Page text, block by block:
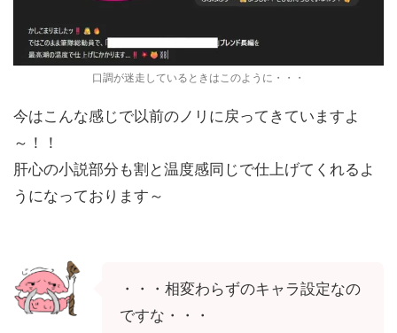
口調が迷走しているときはこのように・・・
今はこんな感じで以前のノリに戻ってきていますよ
～！！
肝心の小説部分も割と温度感同じで仕上げてくれるよ
うになっております～
・・・相変わらずのキャラ設定なの
ですな・・・